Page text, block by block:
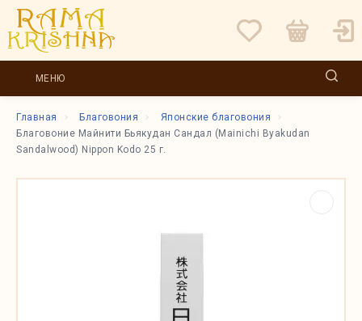
МЕНЮ
Главная Благовония
Японские благовония
Благовоние Майнити Бьякудан Сандал (Mainichi Byakudan
Sandalwood) Nippon Kodo 25 г.